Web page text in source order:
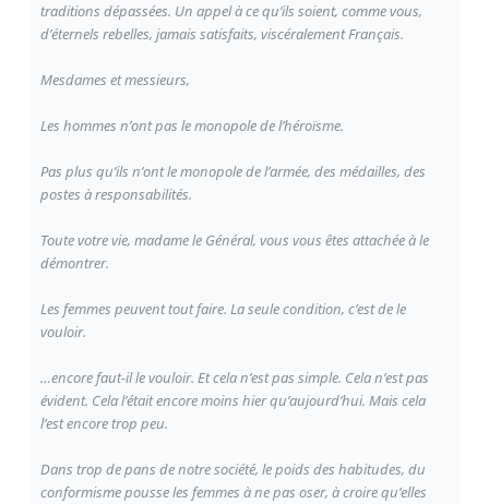
traditions dépassées. Un appel à ce qu’ils soient, comme vous,
d’éternels rebelles, jamais satisfaits, viscéralement Français.
Mesdames et messieurs,
Les hommes n’ont pas le monopole de l’héroïsme.
Pas plus qu’ils n’ont le monopole de l’armée, des médailles, des
postes à responsabilités.
Toute votre vie, madame le Général, vous vous êtes attachée à le
démontrer.
Les femmes peuvent tout faire. La seule condition, c’est de le
vouloir.
…encore faut-il le vouloir. Et cela n’est pas simple. Cela n’est pas
évident. Cela l’était encore moins hier qu’aujourd’hui. Mais cela
l’est encore trop peu.
Dans trop de pans de notre société, le poids des habitudes, du
conformisme pousse les femmes à ne pas oser, à croire qu’elles